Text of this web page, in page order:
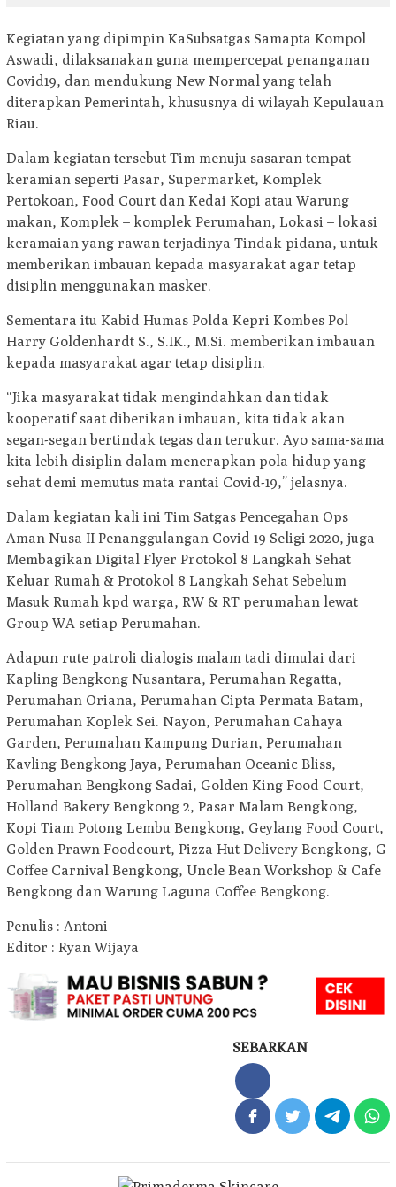
Kegiatan yang dipimpin KaSubsatgas Samapta Kompol
Aswadi, dilaksanakan guna mempercepat penanganan
Covid19, dan mendukung New Normal yang telah
diterapkan Pemerintah, khususnya di wilayah Kepulauan
Riau.
Dalam kegiatan tersebut Tim menuju sasaran tempat
keramian seperti Pasar, Supermarket, Komplek
Pertokoan, Food Court dan Kedai Kopi atau Warung
makan, Komplek – komplek Perumahan, Lokasi – lokasi
keramaian yang rawan terjadinya Tindak pidana, untuk
memberikan imbauan kepada masyarakat agar tetap
disiplin menggunakan masker.
Sementara itu Kabid Humas Polda Kepri Kombes Pol
Harry Goldenhardt S., S.IK., M.Si. memberikan imbauan
kepada masyarakat agar tetap disiplin.
“Jika masyarakat tidak mengindahkan dan tidak
kooperatif saat diberikan imbauan, kita tidak akan
segan-segan bertindak tegas dan terukur. Ayo sama-sama
kita lebih disiplin dalam menerapkan pola hidup yang
sehat demi memutus mata rantai Covid-19,” jelasnya.
Dalam kegiatan kali ini Tim Satgas Pencegahan Ops
Aman Nusa II Penanggulangan Covid 19 Seligi 2020, juga
Membagikan Digital Flyer Protokol 8 Langkah Sehat
Keluar Rumah & Protokol 8 Langkah Sehat Sebelum
Masuk Rumah kpd warga, RW & RT perumahan lewat
Group WA setiap Perumahan.
Adapun rute patroli dialogis malam tadi dimulai dari
Kapling Bengkong Nusantara, Perumahan Regatta,
Perumahan Oriana, Perumahan Cipta Permata Batam,
Perumahan Koplek Sei. Nayon, Perumahan Cahaya
Garden, Perumahan Kampung Durian, Perumahan
Kavling Bengkong Jaya, Perumahan Oceanic Bliss,
Perumahan Bengkong Sadai, Golden King Food Court,
Holland Bakery Bengkong 2, Pasar Malam Bengkong,
Kopi Tiam Potong Lembu Bengkong, Geylang Food Court,
Golden Prawn Foodcourt, Pizza Hut Delivery Bengkong, G
Coffee Carnival Bengkong, Uncle Bean Workshop & Cafe
Bengkong dan Warung Laguna Coffee Bengkong.
Penulis : Antoni
Editor : Ryan Wijaya
SEBARKAN